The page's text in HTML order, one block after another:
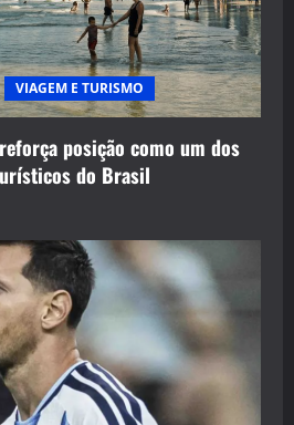
VIAGEM E TURISMO
posição como um dos
do Brasil